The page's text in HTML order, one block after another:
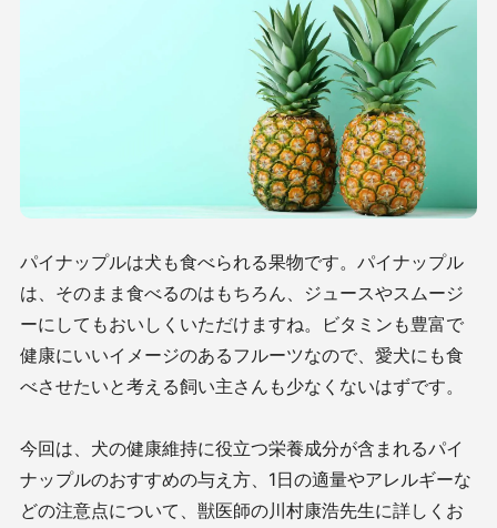
パイナップルは犬も食べられる果物です。パイナップル
は、そのまま食べるのはもちろん、ジュースやスムージ
ーにしてもおいしくいただけますね。ビタミンも豊富で
健康にいいイメージのあるフルーツなので、愛犬にも食
べさせたいと考える飼い主さんも少なくないはずです。
今回は、犬の健康維持に役立つ栄養成分が含まれるパイ
ナップルのおすすめの与え方、1日の適量やアレルギーな
どの注意点について、獣医師の川村康浩先生に詳しくお